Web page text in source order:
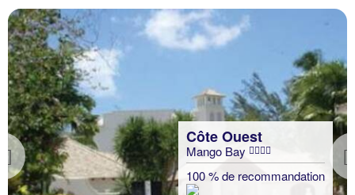
Previous
Côte Ouest
Mango Bay
100 % de recommandation